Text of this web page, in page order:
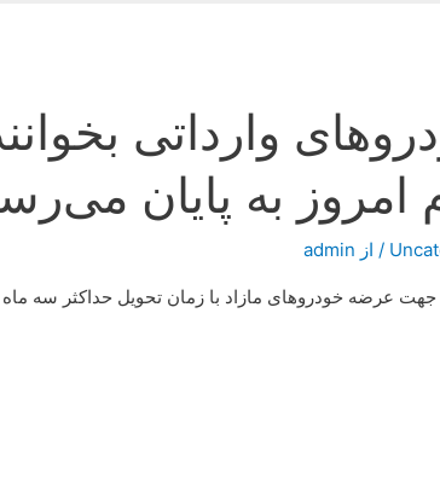
وارداتی
امروز به پایان
/ از admin
عرضه خودروهای مازاد با زمان تحویل حداکثر سه ماه